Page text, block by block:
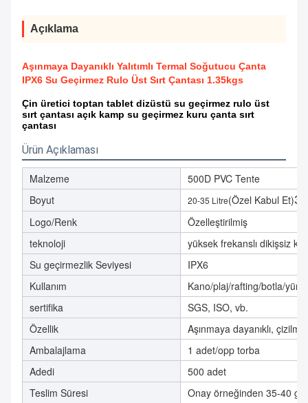
Açıklama
Aşınmaya Dayanıklı Yalıtımlı Termal Soğutucu Çanta
IPX6 Su Geçirmez Rulo Üst Sırt Çantası 1.35kgs
Çin üretici toptan tablet dizüstü su geçirmez rulo üst
sırt çantası açık kamp su geçirmez kuru çanta sırt
çantası
Ürün Açıklaması
Malzeme
500D PVC Tente
Boyut
20-35 Litre(Özel Kabul Et)
Logo/Renk
Özelleştirilmiş
teknoloji
yüksek frekanslı dikişsiz
Su geçirmezlik Seviyesi
IPX6
Kullanım
Kano/plaj/rafting/botla/
sertifika
SGS, ISO, vb.
Özellik
Aşınmaya dayanıklı,
Ambalajlama
1 adet/opp torba
Adedi
500 adet
Teslim Süresi
Onay örneğinden 35-40